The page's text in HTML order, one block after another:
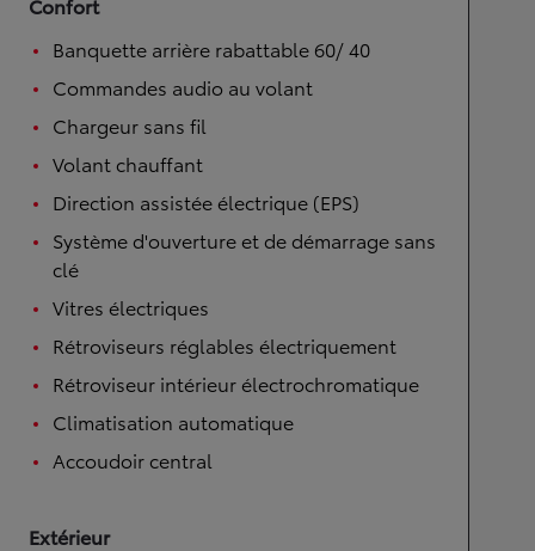
Banquette arrière rabattable 60/ 40
Commandes audio au volant
Chargeur sans fil
Volant chauffant
Direction assistée électrique (EPS)
Système d'ouverture et de démarrage sans
clé
Vitres électriques
Rétroviseurs réglables électriquement
Rétroviseur intérieur électrochromatique
Climatisation automatique
Accoudoir central
Extérieur